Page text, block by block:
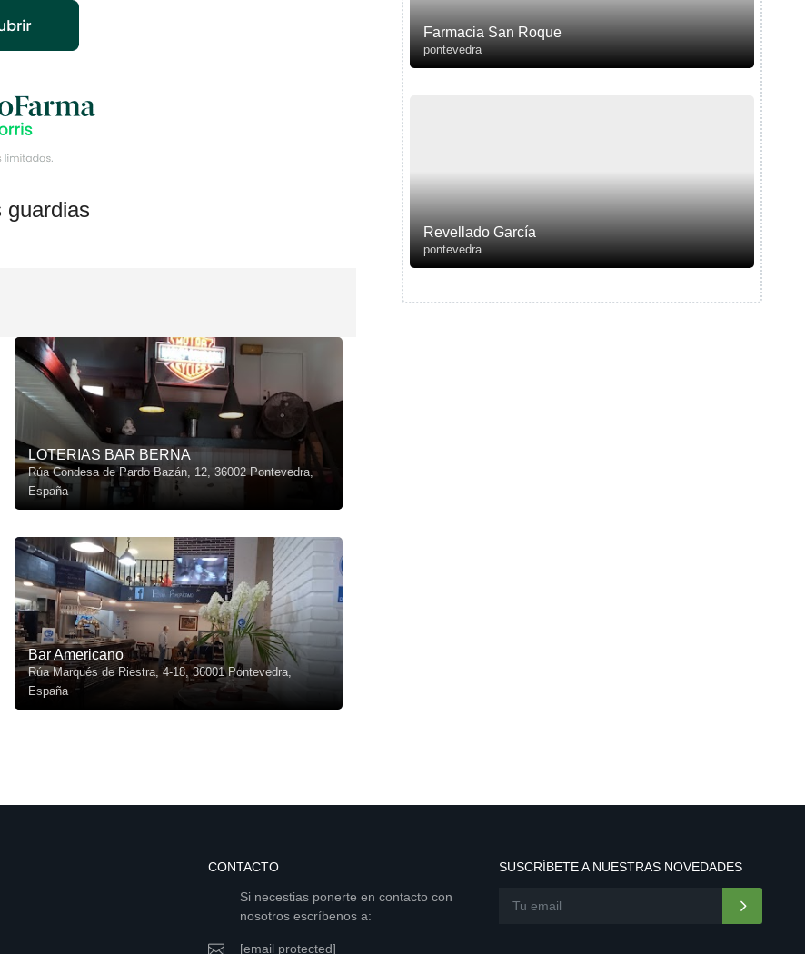
guardias
LOTERIAS BAR BERNA
Rúa Condesa de Pardo Bazán, 12, 36002 Pontevedra,
España
Bar Americano
Rúa Marqués de Riestra, 4-18, 36001 Pontevedra,
España
Farmacia San Roque
pontevedra
Revellado García
pontevedra
CONTACTO
Si necestias ponerte en contacto con
nosotros escríbenos a:
[email protected]
SUSCRÍBETE A NUESTRAS NOVEDADES